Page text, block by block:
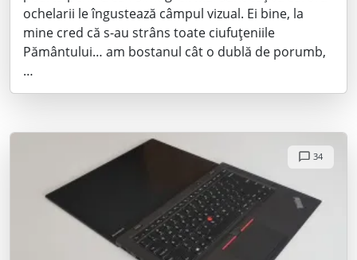
ochelarii le îngustează câmpul vizual. Ei bine, la
mine cred că s-au strâns toate ciufuțeniile
Pământului… am bostanul cât o dublă de porumb,
…
34